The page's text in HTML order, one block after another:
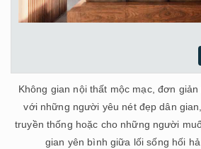
Không gian nội thất mộc mạc, đơn
với những người yêu nét đẹp dân
truyền thống hoặc cho những người
gian yên bình giữa lối sống hối